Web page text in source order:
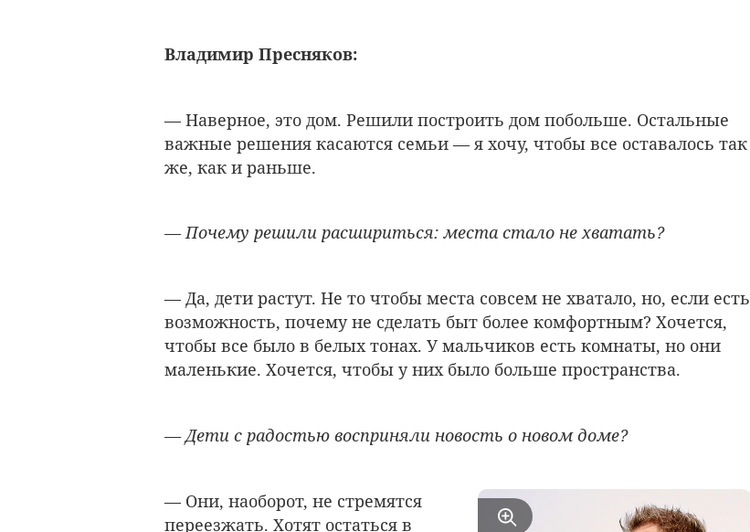
Владимир Пресняков:
— Наверное, это дом. Решили построить дом побольше. Остальные
важные решения касаются семьи — я хочу, чтобы все оставалось так
же, как и раньше.
— Почему решили расшириться: места стало не хватать?
— Да, дети растут. Не то чтобы места совсем не хватало, но, если есть
возможность, почему не сделать быт более комфортным? Хочется,
чтобы все было в белых тонах. У мальчиков есть комнаты, но они
маленькие. Хочется, чтобы у них было больше пространства.
— Дети с радостью восприняли новость о новом доме?
— Они, наоборот, не стремятся
переезжать. Хотят остаться в